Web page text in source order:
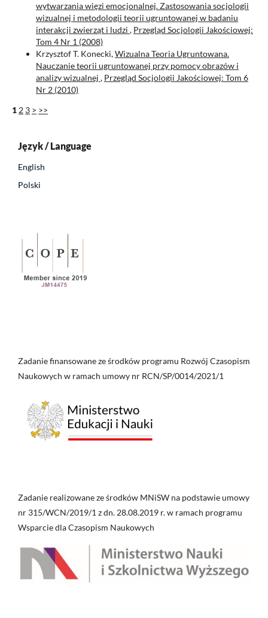
wytwarzania więzi emocjonalnej. Zastosowania socjologii
wizualnej i metodologii teorii ugruntowanej w badaniu
interakcji zwierząt i ludzi , Przegląd Socjologii Jakościowej:
Tom 4 Nr 1 (2008)
Krzysztof T. Konecki,Wizualna Teoria Ugruntowana.
Nauczanie teorii ugruntowanej przy pomocy obrazów i
analizy wizualnej , Przegląd Socjologii Jakościowej: Tom 6
Nr 2 (2010)
12 3 > >>
Język / Language
English
Polski
Zadanie finansowane ze środków programu Rozwój Czasopism
Naukowych w ramach umowy nr RCN/SP/0014/2021/1
Zadanie realizowane ze środków MNiSW na podstawie umowy
nr 315/WCN/2019/1 z dn. 28.08.2019 r. w ramach programu
Wsparcie dla Czasopism Naukowych